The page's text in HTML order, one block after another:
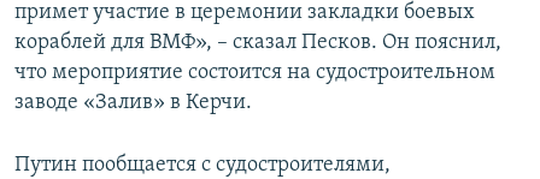
примет участие в церемонии закладки боевых
кораблей для ВМФ», – сказал Песков. Он пояснил,
что мероприятие состоится на судостроительном
заводе «Залив» в Керчи.
Путин пообщается с судостроителями,